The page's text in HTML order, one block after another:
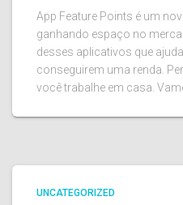
App Feature Points é um
ganhando espaço no
desses aplicativos que
conseguirem uma renda.
você trabalhe em casa.
UNCATEGORIZED